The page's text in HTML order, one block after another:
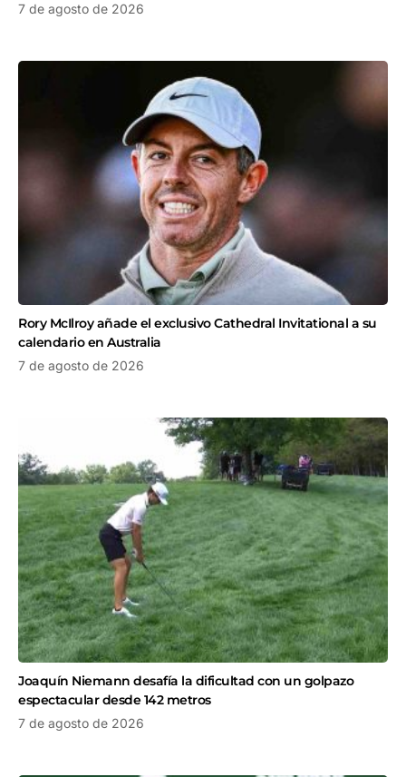
7 de agosto de 2026
Rory McIlroy añade el exclusivo Cathedral Invitational a su
calendario en Australia
7 de agosto de 2026
Joaquín Niemann desafía la dificultad con un golpazo
espectacular desde 142 metros
7 de agosto de 2026